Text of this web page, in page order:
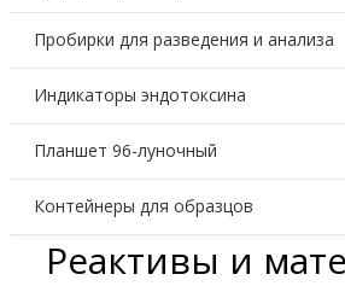
Пробирки для разведения и анализа
Индикаторы эндотоксина
Планшет 96-луночный
Контейнеры для образцов
Реактивы и